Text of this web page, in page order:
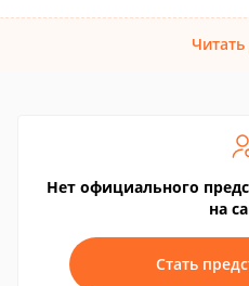
Нет официального
на
Стать